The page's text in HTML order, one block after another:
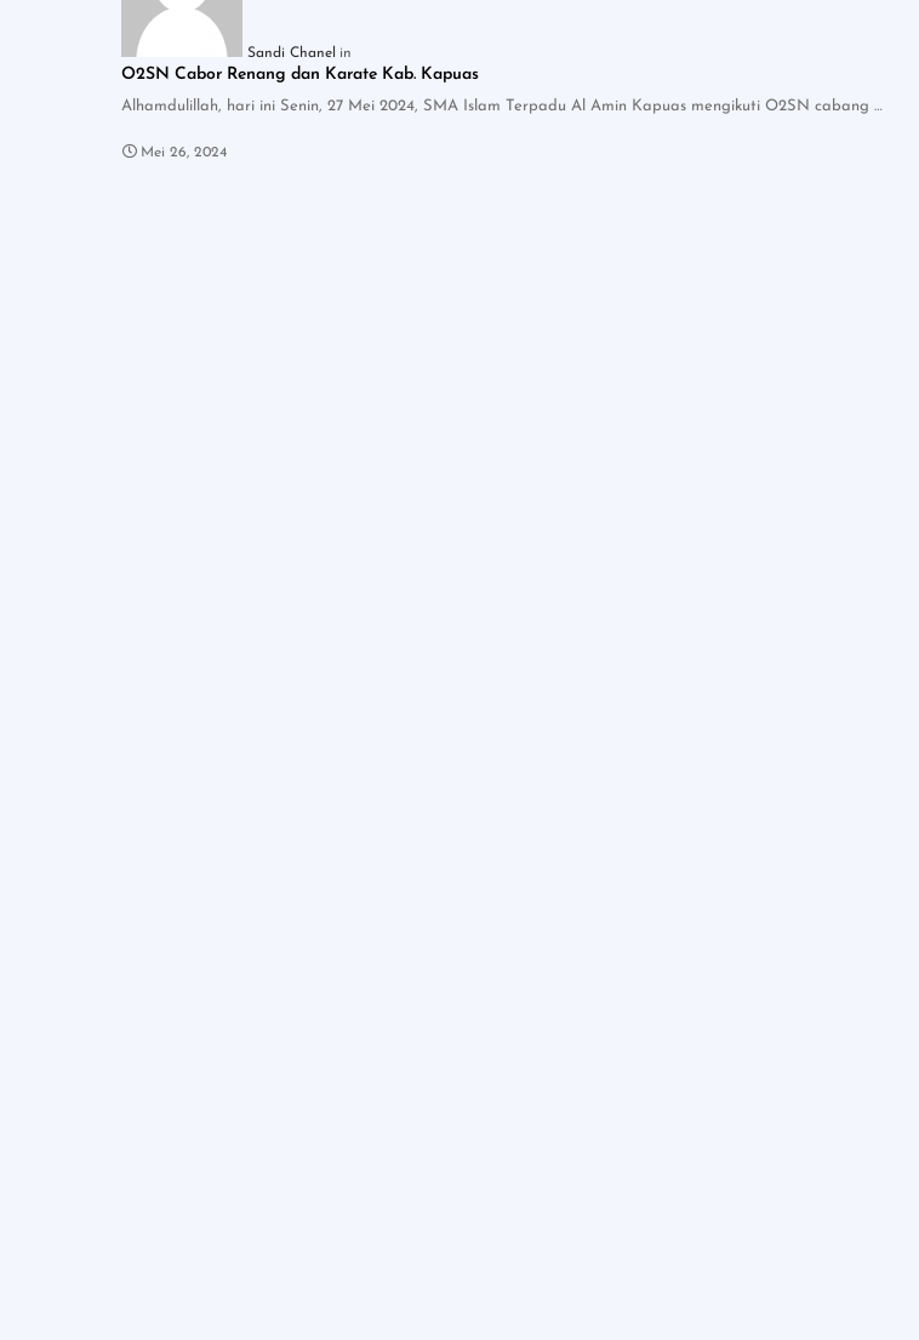
Sandi Chanel
O2SN Cabor Renang dan Karate Kab. Kapuas
Alhamdulillah, hari ini Senin, 27 Mei 2024, SMA Islam Terpadu Al Amin Kapuas mengikuti O2SN cabang …
Mei 26, 2024